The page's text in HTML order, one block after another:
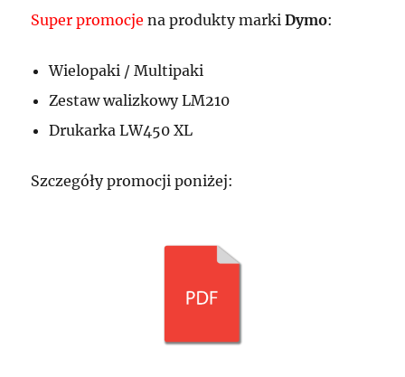
Super promocje na produkty markiDymo:
Wielopaki / Multipaki
Zestaw walizkowy LM210
Drukarka LW450 XL
Szczegóły promocji poniżej: